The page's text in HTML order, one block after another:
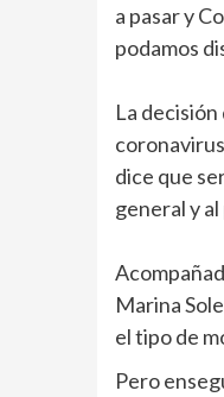
a pasar y
podamos
La
dice que
general y
Marina
el tipo de
Pero